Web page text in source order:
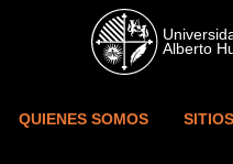
Skip to main content
QUIENES SOMOS